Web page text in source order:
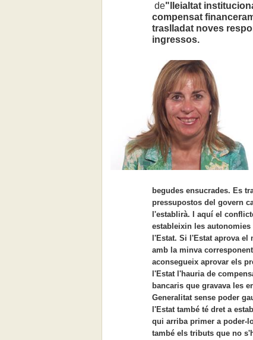
de"lleialtat
compensat
traslladat noves
ingressos.
begudes ensucrades. Es
pressupostos del govern
l'establirà. I aquí el
estableixin les
l'Estat. Si l'Estat aprova
amb la minva
aconsegueix aprovar els
l'Estat l'hauria de
bancaris que gravava les
Generalitat sense poder
l'Estat també té dret a
qui arriba primer a poder-
també els tributs que no